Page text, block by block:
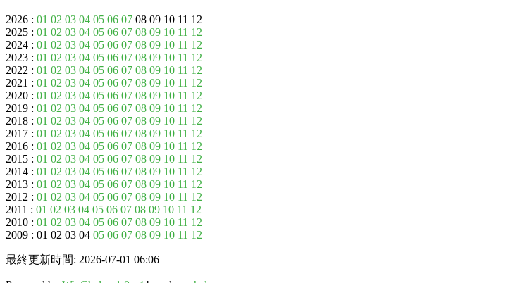
2026 : 01 02 03 04 05 06 07 08 09 10 11 12
2025 : 01 02 03 04 05 06 07 08 09 10 11 12
2024 : 01 02 03 04 05 06 07 08 09 10 11 12
2023 : 01 02 03 04 05 06 07 08 09 10 11 12
2022 : 01 02 03 04 05 06 07 08 09 10 11 12
2021 : 01 02 03 04 05 06 07 08 09 10 11 12
2020 : 01 02 03 04 05 06 07 08 09 10 11 12
2019 : 01 02 03 04 05 06 07 08 09 10 11 12
2018 : 01 02 03 04 05 06 07 08 09 10 11 12
2017 : 01 02 03 04 05 06 07 08 09 10 11 12
2016 : 01 02 03 04 05 06 07 08 09 10 11 12
2015 : 01 02 03 04 05 06 07 08 09 10 11 12
2014 : 01 02 03 04 05 06 07 08 09 10 11 12
2013 : 01 02 03 04 05 06 07 08 09 10 11 12
2012 : 01 02 03 04 05 06 07 08 09 10 11 12
2011 : 01 02 03 04 05 06 07 08 09 10 11 12
2010 : 01 02 03 04 05 06 07 08 09 10 11 12
2009 : 01 02 03 04 05 06 07 08 09 10 11 12
最終更新時間: 2026-07-01 06:06